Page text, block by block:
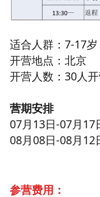
适合人群：7-17岁
开营地点：北京
开营人数：30人
营期安排
07月13日-07月17
08月08日-08月12
参营费用：